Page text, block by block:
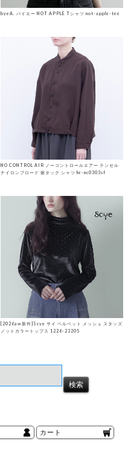
byeA. バイエー NOT APPLE Tシャツ not-apple-tee
NO CONTROL AIR ノーコントロールエアー テンセル
ナイロンブロード 裾タック シャツ hr-nc0303sf
[2026aw新作]Scye サイ ベルベット メッシュ スタッズ
ノットカラートップス 1226-23205
カート